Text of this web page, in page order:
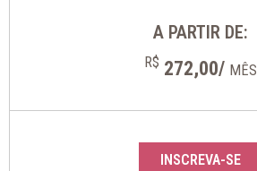
A PARTIR DE:
R$ 272,00/ MÊS
INSCREVA-SE